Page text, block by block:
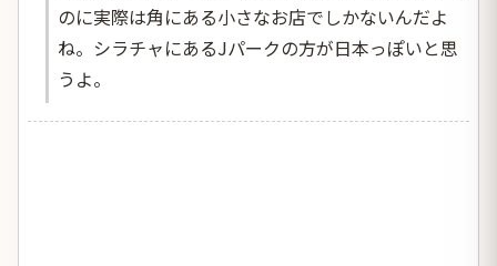
のに実際は角にある小さなお店でしかないんだよ
ね。シラチャにあるJパークの方が日本っぽいと思
うよ。